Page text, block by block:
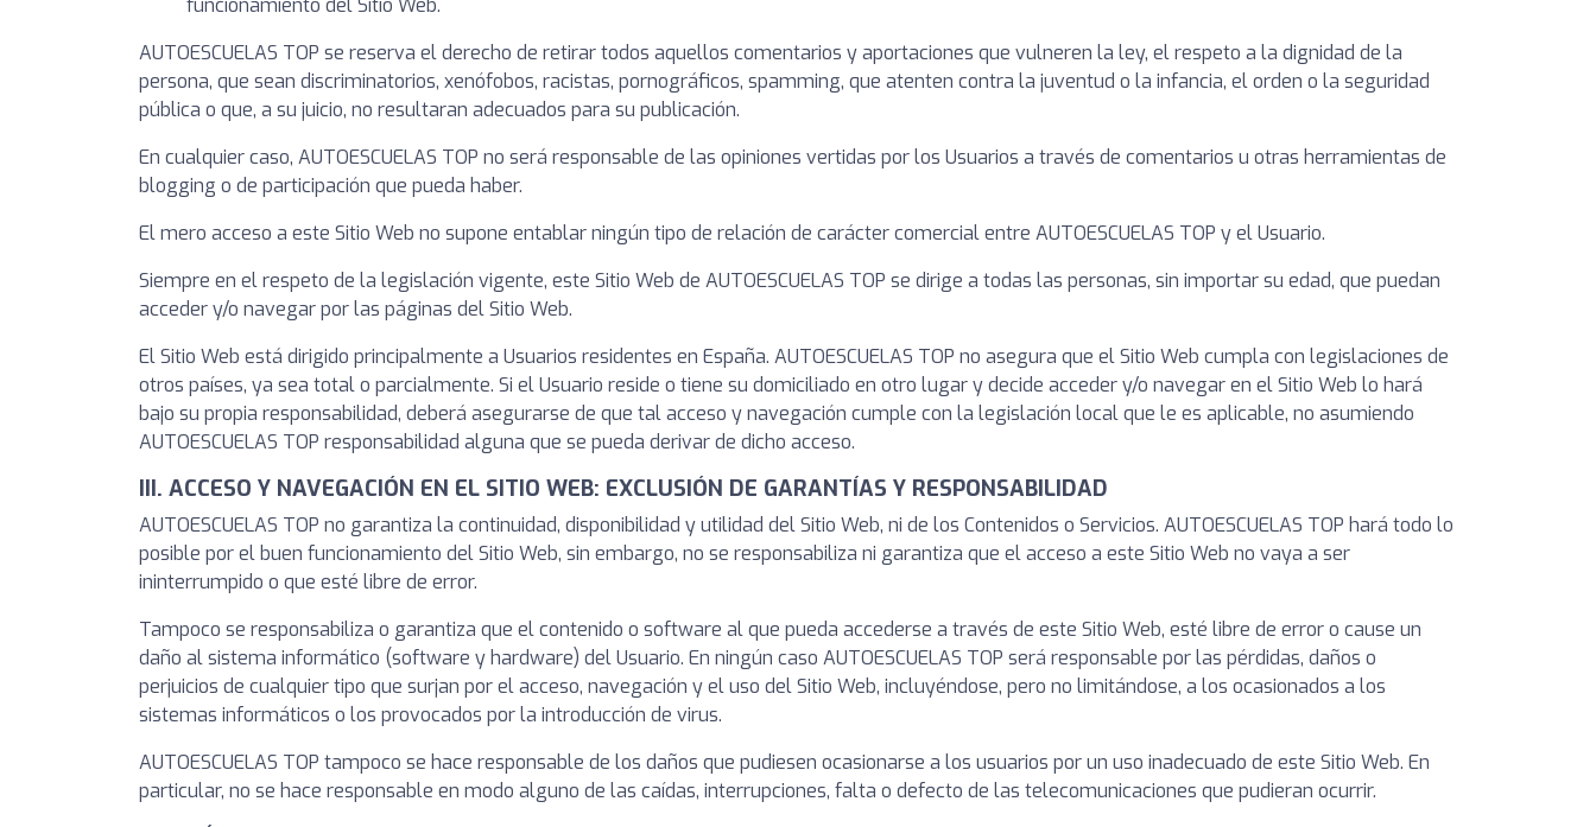
funcionamiento del Sitio Web.
AUTOESCUELAS TOP se reserva el derecho de retirar todos aquellos comentarios y aportaciones que vulneren la ley, el respeto a la dignidad de la
persona, que sean discriminatorios, xenófobos, racistas, pornográficos, spamming, que atenten contra la juventud o la infancia, el orden o la seguridad
pública o que, a su juicio, no resultaran adecuados para su publicación.
En cualquier caso, AUTOESCUELAS TOP no será responsable de las opiniones vertidas por los Usuarios a través de comentarios u otras herramientas de
blogging o de participación que pueda haber.
El mero acceso a este Sitio Web no supone entablar ningún tipo de relación de carácter comercial entre AUTOESCUELAS TOP y el Usuario.
Siempre en el respeto de la legislación vigente, este Sitio Web de AUTOESCUELAS TOP se dirige a todas las personas, sin importar su edad, que puedan
acceder y/o navegar por las páginas del Sitio Web.
El Sitio Web está dirigido principalmente a Usuarios residentes en España. AUTOESCUELAS TOP no asegura que el Sitio Web cumpla con legislaciones de
otros países, ya sea total o parcialmente. Si el Usuario reside o tiene su domiciliado en otro lugar y decide acceder y/o navegar en el Sitio Web lo hará
bajo su propia responsabilidad, deberá asegurarse de que tal acceso y navegación cumple con la legislación local que le es aplicable, no asumiendo
AUTOESCUELAS TOP responsabilidad alguna que se pueda derivar de dicho acceso.
III. ACCESO Y NAVEGACIÓN EN EL SITIO WEB: EXCLUSIÓN DE GARANTÍAS Y RESPONSABILIDAD
AUTOESCUELAS TOP no garantiza la continuidad, disponibilidad y utilidad del Sitio Web, ni de los Contenidos o Servicios. AUTOESCUELAS TOP hará todo lo
posible por el buen funcionamiento del Sitio Web, sin embargo, no se responsabiliza ni garantiza que el acceso a este Sitio Web no vaya a ser
ininterrumpido o que esté libre de error.
Tampoco se responsabiliza o garantiza que el contenido o software al que pueda accederse a través de este Sitio Web, esté libre de error o cause un
daño al sistema informático (software y hardware) del Usuario. En ningún caso AUTOESCUELAS TOP será responsable por las pérdidas, daños o
perjuicios de cualquier tipo que surjan por el acceso, navegación y el uso del Sitio Web, incluyéndose, pero no limitándose, a los ocasionados a los
sistemas informáticos o los provocados por la introducción de virus.
AUTOESCUELAS TOP tampoco se hace responsable de los daños que pudiesen ocasionarse a los usuarios por un uso inadecuado de este Sitio Web. En
particular, no se hace responsable en modo alguno de las caídas, interrupciones, falta o defecto de las telecomunicaciones que pudieran ocurrir.